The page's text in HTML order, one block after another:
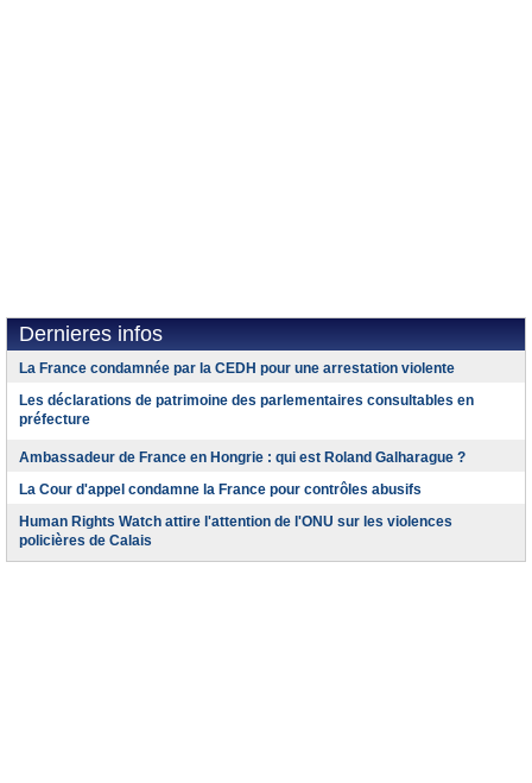
Dernieres infos
La France condamnée par la CEDH pour une arrestation violente
Les déclarations de patrimoine des parlementaires consultables en
préfecture
Ambassadeur de France en Hongrie : qui est Roland Galharague ?
La Cour d'appel condamne la France pour contrôles abusifs
Human Rights Watch attire l'attention de l'ONU sur les violences
policières de Calais